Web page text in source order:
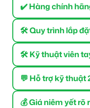
✔️ Hàng chính
🛠 Quy trình lắp
🛠 Kỹ thuật viên
💬 Hỗ trợ kỹ thuật
💰 Giá niêm yết rõ